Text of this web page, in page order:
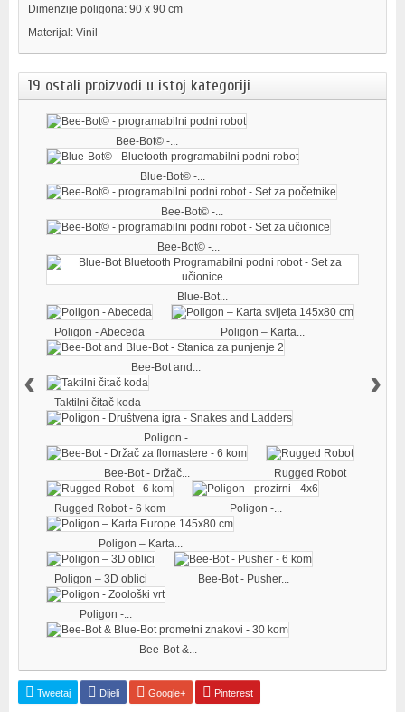
Dimenzije poligona: 90 x 90 cm
Materijal: Vinil
19 ostali proizvodi u istoj kategoriji
Bee-Bot© -...
Blue-Bot© -...
Bee-Bot© -...
Bee-Bot© -...
Blue-Bot...
Poligon - Abeceda Poligon – Karta...
Bee-Bot and...
Taktilni čitač koda
Poligon -...
Bee-Bot - Držač... Rugged Robot
Rugged Robot - 6 kom Poligon -...
Poligon – Karta...
Poligon – 3D oblici Bee-Bot - Pusher...
Poligon -...
Bee-Bot &...
‹ ›
Tweetaj Dijeli Google+ Pinterest